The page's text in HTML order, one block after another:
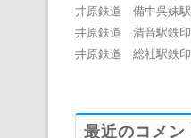
井原鉄道 備中呉妹
井原鉄道 清音駅鉄印
井原鉄道 総社駅鉄
最近のコメン